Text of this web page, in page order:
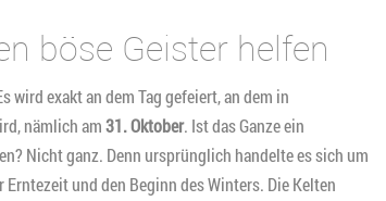
böse Geister helfen
wird exakt an dem Tag gefeiert, an dem in
nämlich am31. Oktober. Ist das Ganze ein
Nicht ganz. Denn ursprünglich handelte es sich um
Erntezeit und den Beginn des Winters. Die Kelten